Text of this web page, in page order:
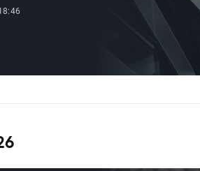
Reporty